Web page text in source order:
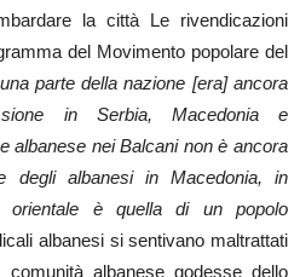
la città Le rivendicazioni
del Movimento popolare del
parte della nazione [era] ancora
in Serbia, Macedonia e
albanese nei Balcani non è ancora
degli albanesi in Macedonia, in
orientale è quella di un popolo
albanesi si sentivano maltrattati
albanese godesse dello